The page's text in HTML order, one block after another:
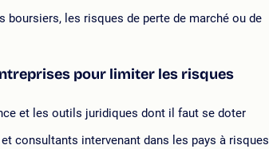
les risques de perte de marché ou de
pour limiter les risques
et les outils juridiques dont il faut se doter
consultants intervenant dans les pays à risques